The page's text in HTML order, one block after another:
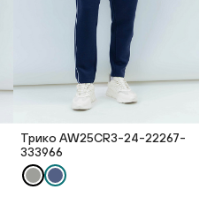
Трико AW25CR3-24-22267-
333966